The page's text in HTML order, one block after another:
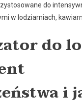
do
w lodziarniach,
do
i